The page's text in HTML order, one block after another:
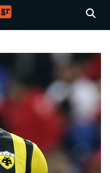
τη
Ελλάδα και